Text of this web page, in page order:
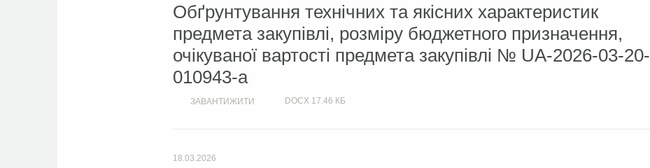
Обґрунтування технічних та якісних характеристик
предмета закупівлі, розміру бюджетного призначення,
очікуваної вартості предмета закупівлі № UA-2026-03-20-
010943-a
ЗАВАНТИЖИТИ DOCX 17.46 КБ
18.03.2026